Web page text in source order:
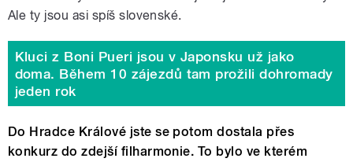
Ale ty jsou asi spíš slovenské.
Kluci z Boni Pueri jsou v Japonsku už jako
doma. Během 10 zájezdů tam prožili dohromady
jeden rok
Do Hradce Králové jste se potom dostala přes
konkurz do zdejší filharmonie. To bylo ve kterém